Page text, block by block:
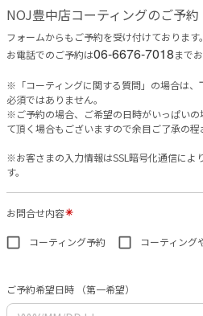
NOJ豊中店コーティングのご予
フォームからもご予約を受け付けております。
お電話でのご予約は06-6676-7018まで
※「コーティングに関する質問」の場合は
必須ではありません。
※ご予約の場合、ご希望の日時がいっぱい
て頂く場合もございますので余目ご了承の程
※お客さまの入力情報はSSL暗号化通信によ
す。
お問合せ内容
コーティング予約 コーティング
ご予約希望日時 （第一希望）